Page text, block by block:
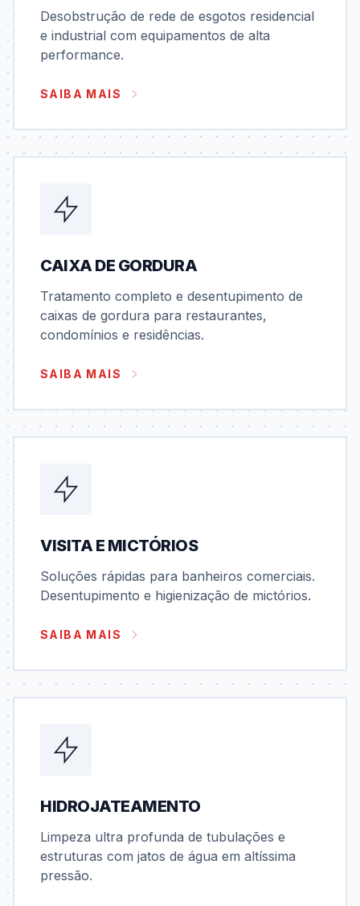
Desobstrução de rede de esgotos residencial
e industrial com equipamentos de alta
performance.
SAIBA MAIS
CAIXA DE GORDURA
Tratamento completo e desentupimento de
caixas de gordura para restaurantes,
condomínios e residências.
SAIBA MAIS
VISITA E MICTÓRIOS
Soluções rápidas para banheiros comerciais.
Desentupimento e higienização de mictórios.
SAIBA MAIS
HIDROJATEAMENTO
Limpeza ultra profunda de tubulações e
estruturas com jatos de água em altíssima
pressão.